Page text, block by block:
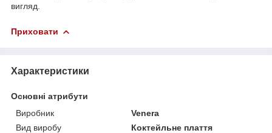
вигляд.
Приховати
Характеристики
Основні атрибути
Виробник
Venera
Вид виробу
Коктейльне плаття